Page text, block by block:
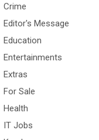
Crime
Editor's Message
Education
Entertainments
Extras
For Sale
Health
IT Jobs